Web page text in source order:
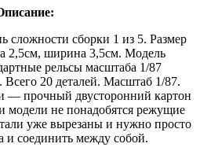
сложности сборки 1 из 5. Размер
2,5см, ширина 3,5см. Модель
рельсы масштаба 1/87
20 деталей. Масштаб 1/87.
— прочный двусторонний картон
не понадобятся режущие
уже вырезаны и нужно просто
и соединить между собой.